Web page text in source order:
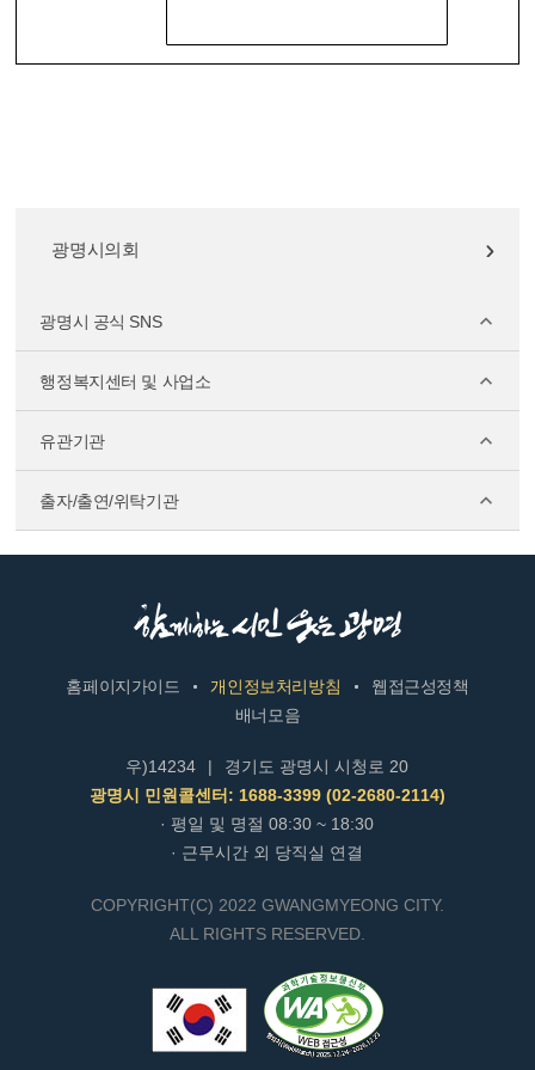
광명시의회
광명시 공식 SNS
행정복지센터 및 사업소
유관기관
출자/출연/위탁기관
홈페이지가이드 개인정보처리방침
웹접근성정책
배너모음
우)14234 |
경기도 광명시 시청로 20
광명시 민원콜센터: 1688-3399 (02-2680-2114)
· 평일 및 명절 08:30 ~ 18:30
· 근무시간 외 당직실 연결
COPYRIGHT(C) 2022 GWANGMYEONG CITY.
ALL RIGHTS RESERVED.